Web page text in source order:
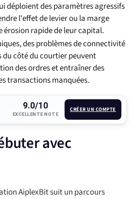
déploient des paramètres agressifs
l'effet de levier ou la marge
érosion rapide de leur capital.
des problèmes de connectivité
du côté du courtier peuvent
des ordres et entraîner des
transactions manquées.
9.0/10
EXCELLENTE NOTE
CRÉER UN COMPTE
avec
AiplexBit suit un parcours